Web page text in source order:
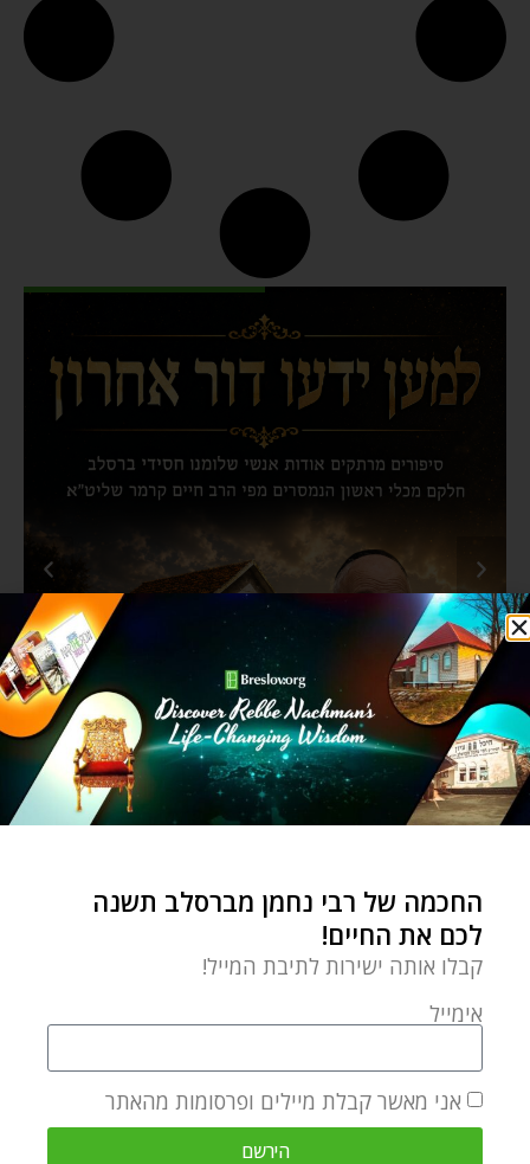
החכמה של רבי נחמן מברסלב תשנה
לכם את החיים!
קבלו אותה ישירות לתיבת המייל!
אימייל
אני מאשר קבלת מיילים ופרסומות מהאתר
הירשם